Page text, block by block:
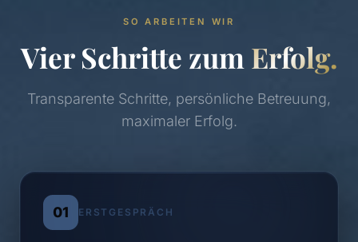
SO ARBEITEN WIR
Vier Schritte zum Erfolg.
Transparente Schritte, persönliche Betreuung,
maximaler Erfolg.
01 ERSTGESPRÄCH